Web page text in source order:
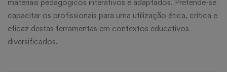
materiais pedagógicos interativos e adaptados. Pretende-se
capacitar os profissionais para uma utilização ética, crítica e
eficaz destas ferramentas em contextos educativos
diversificados.